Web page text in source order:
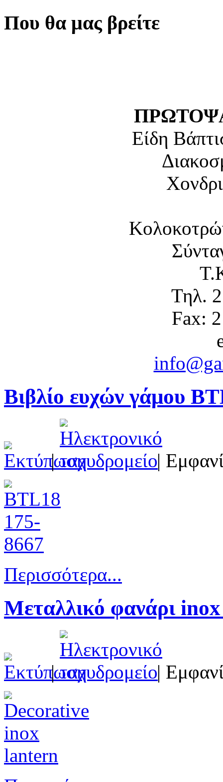
Που θα μας βρείτε
Είδη
Τηλ.
Fax:
Βιβλίο ευχών γάμου
| |
Περισσότερα...
Μεταλλικό φανάρι
| |